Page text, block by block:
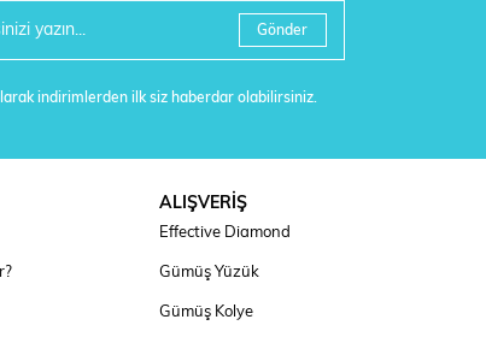
Gönder
indirimlerden ilk siz haberdar olabilirsiniz.
ALIŞVERİŞ
Effective Diamond
Gümüş Yüzük
Gümüş Kolye